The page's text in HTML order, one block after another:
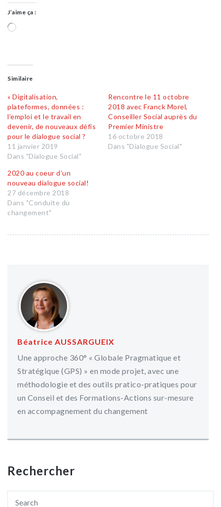
J’aime ça :
Chargement…
Similaire
« Digitalisation,
plateformes, données :
l’emploi et le travail en
devenir, de nouveaux défis
pour le dialogue social ?
11 janvier 2019
Dans "Dialogue Social"
Rencontre le 11 octobre
2018 avec Franck Morel,
Conseiller Social auprès du
Premier Ministre
16 octobre 2018
Dans "Dialogue Social"
2020 au coeur d’un
nouveau dialogue social!
27 décembre 2018
Dans "Conduite du
changement"
Béatrice AUSSARGUEIX
Une approche 360° « Globale Pragmatique et
Stratégique (GPS) » en mode projet, avec une
méthodologie et des outils pratico-pratiques pour
un Conseil et des Formations-Actions sur-mesure
en accompagnement du changement
Rechercher